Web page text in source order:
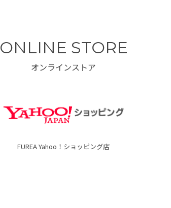
ONLINE STORE
オンラインストア
FUREA Yahoo！ショッピング店